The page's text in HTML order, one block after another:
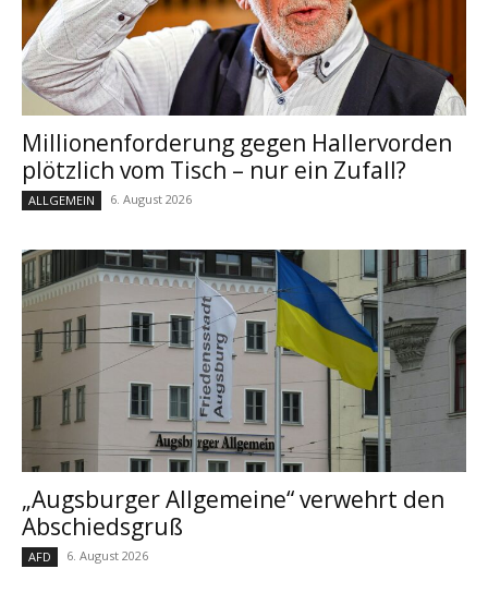
Millionenforderung gegen Hallervorden
plötzlich vom Tisch – nur ein Zufall?
ALLGEMEIN 6. August 2026
„Augsburger Allgemeine“ verwehrt den
Abschiedsgruß
AFD 6. August 2026